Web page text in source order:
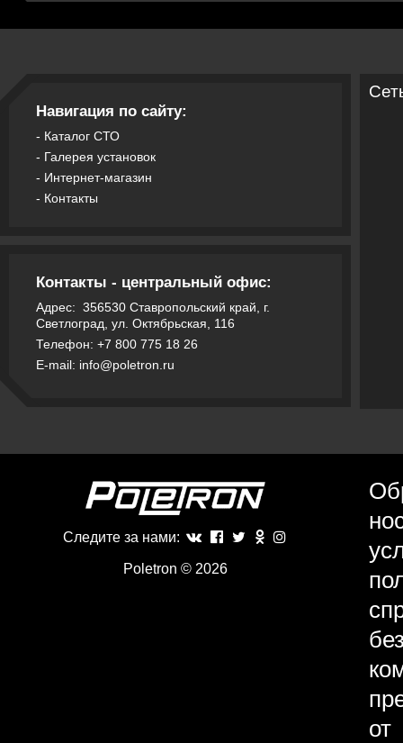
Навигация по сайту:
- Каталог СТО
- Галерея установок
- Интернет-магазин
- Контакты
Контакты - центральный офис:
Адрес: 356530 Ставропольский край, г.
Светлоград, ул. Октябрьская, 116
Телефон: +7 800 775 18 26
E-mail: info@poletron.ru
Следите за нами:
Poletron © 2026
от